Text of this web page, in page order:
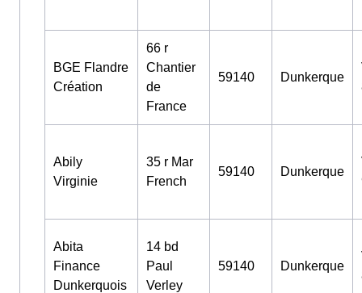
BGE Flandre
Création
66 r
Chantier
de
France
59140 Dunkerque
Abily
Virginie
35 r Mar
French
59140 Dunkerque
Abita
Finance
Dunkerquois
14 bd
Paul
Verley
59140 Dunkerque